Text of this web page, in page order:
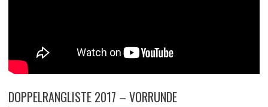
DOPPELRANGLISTE 2017 – VORRUNDE